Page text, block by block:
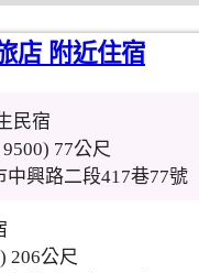
店 附近住宿
民宿
77公尺
中興路二段417巷77號
206公尺